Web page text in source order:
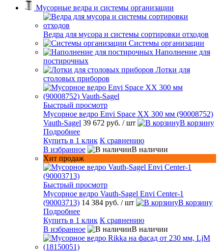
Мусорные ведра и системы организации
Ведра для мусора и системы сортировки отходов
Системы организации
Наполнение для
постирочных
Лотки для
столовых приборов
Быстрый просмотр
Мусорное ведро Envi Space XX 300 мм (90008752)
Vauth-Sagel 39 672 руб. / шт
В корзину
Подробнее
Купить в 1 клик К сравнению
В избранное
В наличии
Хит продаж
Быстрый просмотр
Мусорное ведро Vauth-Sagel Envi Center-1
(90003713) 14 384 руб. / шт
В корзину
Подробнее
Купить в 1 клик К сравнению
В избранное
В наличии